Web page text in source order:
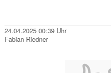
24.04.2025 00:39 Uhr
Fabian Riedner